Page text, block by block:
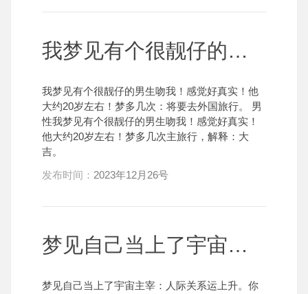
我梦见有个很靓仔的男生吻我！感觉好真实！他大约20岁左右！梦多几次
我梦见有个很靓仔的男生吻我！感觉好真实！他
大约20岁左右！梦多几次：将要去外国旅行。 男
性我梦见有个很靓仔的男生吻我！感觉好真实！
他大约20岁左右！梦多几次主旅行，解释：大
吉。
发布时间： 2023年12月26号
梦见自己当上了宇宙主宰
梦见自己当上了宇宙主宰：人际关系运上升。你